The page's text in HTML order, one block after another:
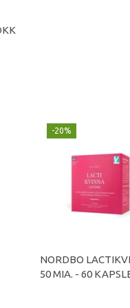
-20%
NORDBO
50 MIA. - 60